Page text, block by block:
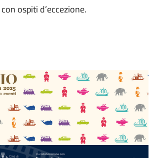
ospiti d’eccezione.